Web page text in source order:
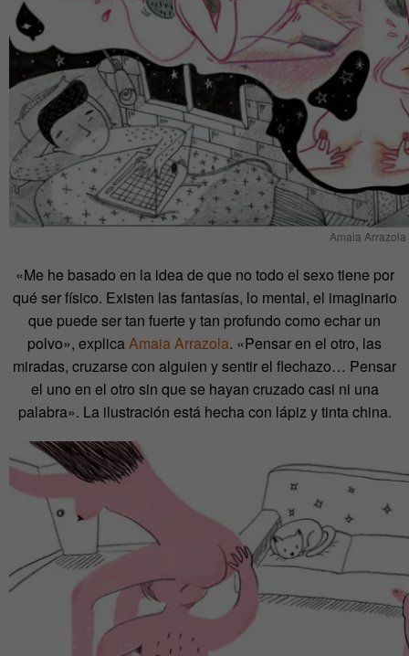
Amaia Arrazola
«Me he basado en la idea de que no todo el sexo tiene por
qué ser físico. Existen las fantasías, lo mental, el imaginario
que puede ser tan fuerte y tan profundo como echar un
polvo», explicaAmaia Arrazola. «Pensar en el otro, las
miradas, cruzarse con alguien y sentir el flechazo… Pensar
el uno en el otro sin que se hayan cruzado casi ni una
palabra». La ilustración está hecha con lápiz y tinta china.